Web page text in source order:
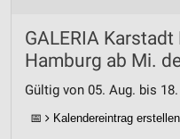
GALERIA
Hamburg ab Mi.
Gültig von 05. Aug. bis
📅 Kalendereintrag erstellen